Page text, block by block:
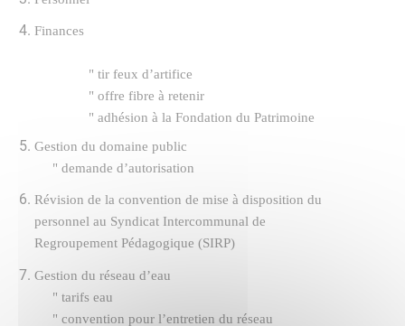
Finances
" tir feux d’artifice
" offre fibre à retenir
" adhésion à la Fondation du Patrimoine
Gestion du domaine public
" demande d’autorisation
Révision de la convention de mise à disposition du
personnel au Syndicat Intercommunal de
Regroupement Pédagogique (SIRP)
Gestion du réseau d’eau
" tarifs eau
" convention pour l’entretien du réseau